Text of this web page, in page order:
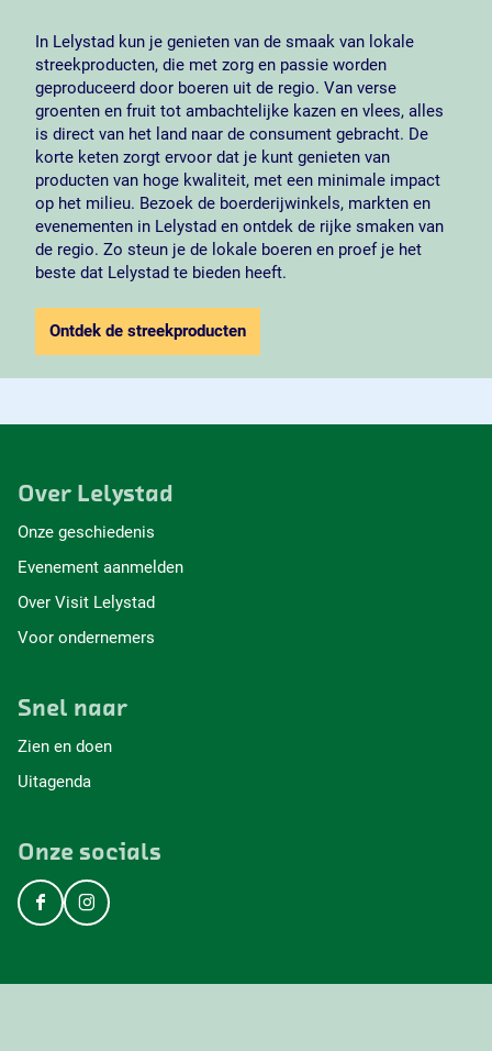
In Lelystad kun je genieten van de smaak van lokale
streekproducten, die met zorg en passie worden
geproduceerd door boeren uit de regio. Van verse
groenten en fruit tot ambachtelijke kazen en vlees, alles
is direct van het land naar de consument gebracht. De
korte keten zorgt ervoor dat je kunt genieten van
producten van hoge kwaliteit, met een minimale impact
op het milieu. Bezoek de boerderijwinkels, markten en
evenementen in Lelystad en ontdek de rijke smaken van
de regio. Zo steun je de lokale boeren en proef je het
beste dat Lelystad te bieden heeft.
Ontdek de streekproducten
Over Lelystad
Onze geschiedenis
Evenement aanmelden
Over Visit Lelystad
Voor ondernemers
Snel naar
Zien en doen
Uitagenda
Onze socials
F
e
I
t